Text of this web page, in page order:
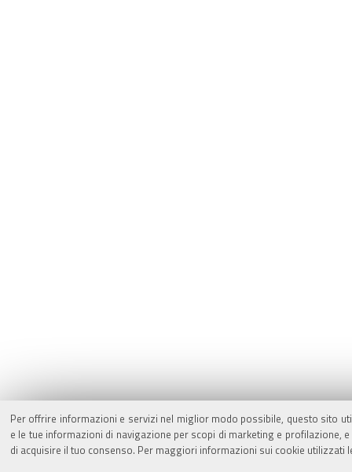
Per offrire informazioni e servizi nel miglior modo possibile, questo sito
e le tue informazioni di navigazione per scopi di marketing e
di acquisire il tuo consenso. Per maggiori informazioni sui cookie utilizzati